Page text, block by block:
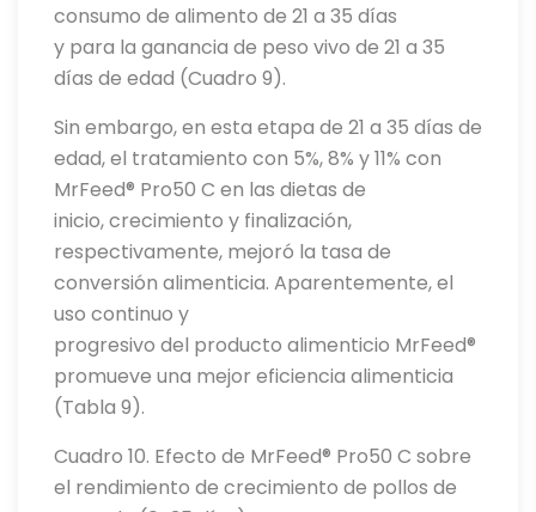
consumo de alimento de 21 a 35 días
y para la ganancia de peso vivo de 21 a 35
días de edad (Cuadro 9).
Sin embargo, en esta etapa de 21 a 35 días de
edad, el tratamiento con 5%, 8% y 11% con
MrFeed® Pro50 C en las dietas de
inicio, crecimiento y finalización,
respectivamente, mejoró la tasa de
conversión alimenticia. Aparentemente, el
uso continuo y
progresivo del producto alimenticio MrFeed®
promueve una mejor eficiencia alimenticia
(Tabla 9).
Cuadro 10. Efecto de MrFeed® Pro50 C sobre
el rendimiento de crecimiento de pollos de